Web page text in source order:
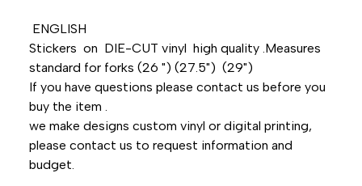
ENGLISH
Stickers on DIE-CUT vinyl high quality .Measures
standard for forks (26 ") (27.5") (29")
If you have questions please contact us before you
buy the item .
we make designs custom vinyl or digital printing,
please contact us to request information and
budget.